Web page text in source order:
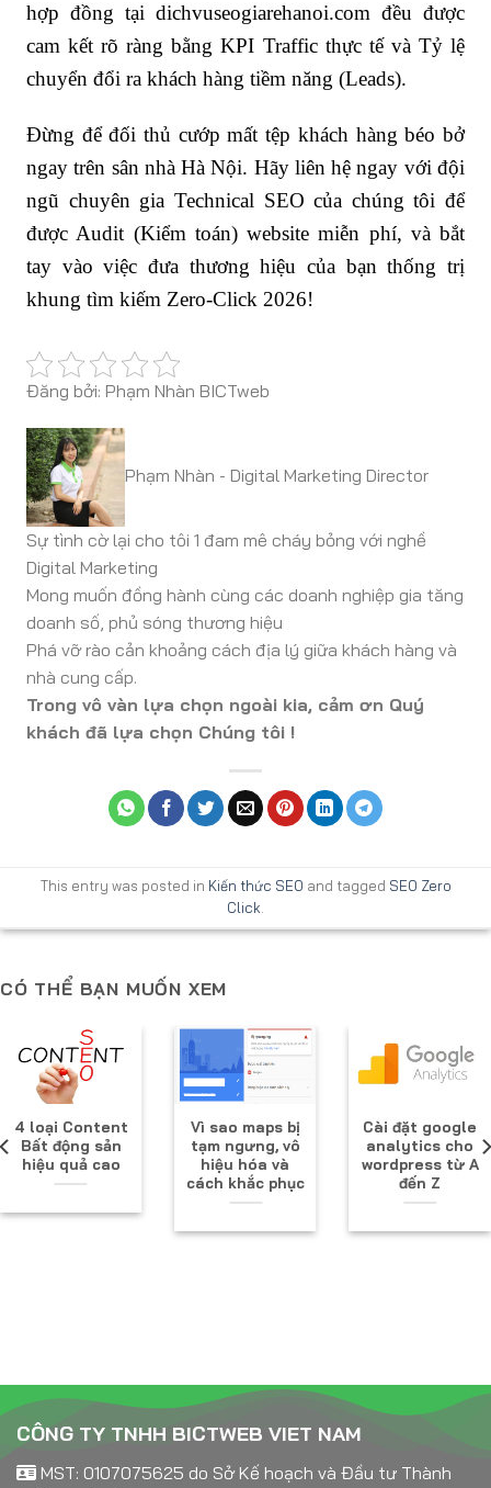
hợp đồng tại dichvuseogiarehanoi.com đều được
cam kết rõ ràng bằng KPI Traffic thực tế và Tỷ lệ
chuyển đổi ra khách hàng tiềm năng (Leads).
Đừng để đối thủ cướp mất tệp khách hàng béo bở
ngay trên sân nhà Hà Nội. Hãy liên hệ ngay với đội
ngũ chuyên gia Technical SEO của chúng tôi để
được Audit (Kiểm toán) website miễn phí, và bắt
tay vào việc đưa thương hiệu của bạn thống trị
khung tìm kiếm Zero-Click 2026!
Đăng bởi: Phạm Nhàn BICTweb
Phạm Nhàn - Digital Marketing Director
Sự tình cờ lại cho tôi 1 đam mê cháy bỏng với nghề
Digital Marketing
Mong muốn đồng hành cùng các doanh nghiệp gia tăng
doanh số, phủ sóng thương hiệu
Phá vỡ rào cản khoảng cách địa lý giữa khách hàng và
nhà cung cấp.
Trong vô vàn lựa chọn ngoài kia, cảm ơn Quý
khách đã lựa chọn Chúng tôi !
This entry was posted in Kiến thức SEO and tagged SEO Zero
Click
CÓ THỂ BẠN MUỐN XEM
4 loại Content
Bất động sản
hiệu quả cao
Vì sao maps bị
tạm ngưng, vô
hiệu hóa và
cách khắc phục
Cài đặt google
analytics cho
wordpress từ A
đến Z
CÔNG TY TNHH BICTWEB VIET NAM
MST: 0107075625 do Sở Kế hoạch và Đầu tư Thành